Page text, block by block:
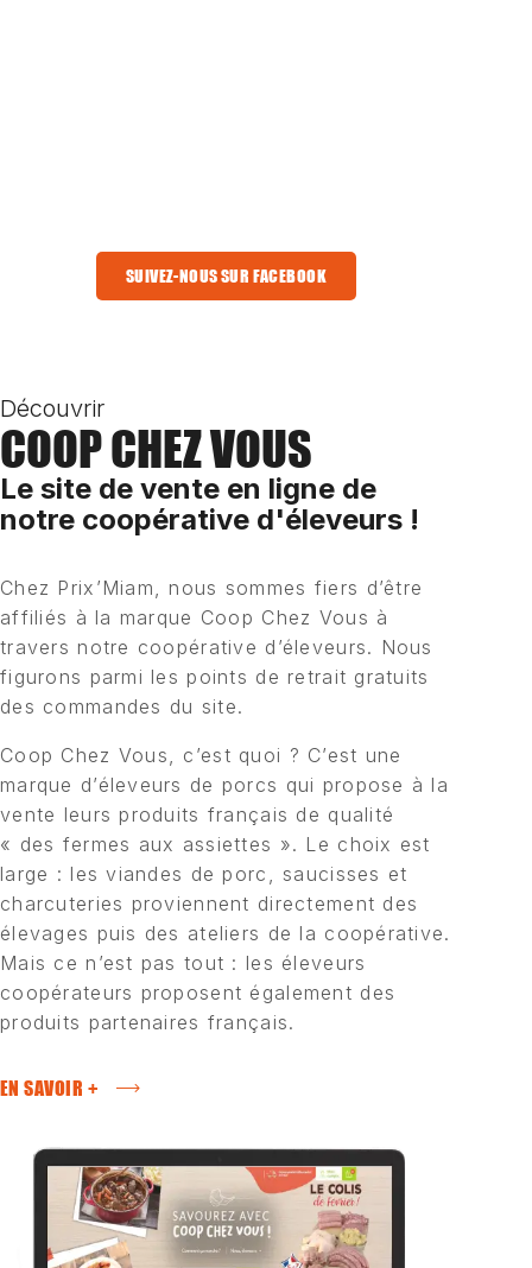
SUIVEZ-NOUS SUR FACEBOOK
Découvrir
COOP CHEZ VOUS
Le site de vente en ligne de
notre coopérative d'éleveurs !
Chez Prix’Miam, nous sommes fiers d’être
affiliés à la marque Coop Chez Vous à
travers notre coopérative d’éleveurs. Nous
figurons parmi les points de retrait gratuits
des commandes du site.
Coop Chez Vous, c’est quoi ? C’est une
marque d’éleveurs de porcs qui propose à la
vente leurs produits français de qualité
« des fermes aux assiettes ». Le choix est
large : les viandes de porc, saucisses et
charcuteries proviennent directement des
élevages puis des ateliers de la coopérative.
Mais ce n’est pas tout : les éleveurs
coopérateurs proposent également des
produits partenaires français.
EN SAVOIR +